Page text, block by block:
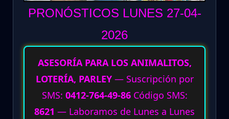
PRONÓSTICOS LUNES 27-04-
2026
ASESORÍA PARA LOS ANIMALITOS,
LOTERÍA, PARLEY— Suscripción por
SMS: 0412-764-49-86 Código SMS:
8621 — Laboramos de Lunes a Lunes